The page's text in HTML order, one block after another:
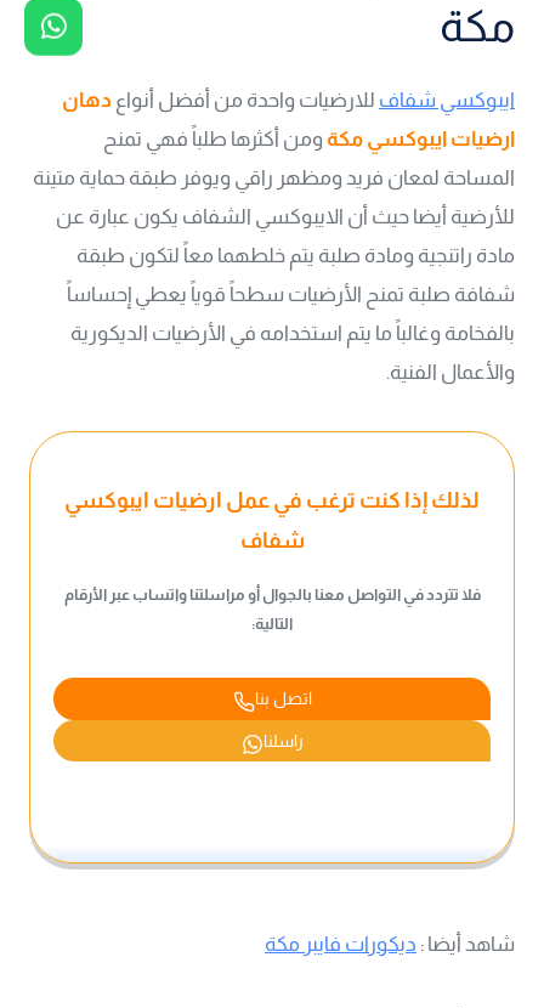
مكة
ايبوكسي شفاف للارضيات واحدة من أفضل أنواع دهان
ارضيات ايبوكسي مكة ومن أكثرها طلباً فهي تمنح
المساحة لمعان فريد ومظهر راقي ويوفر طبقة حماية متينة
للأرضية أيضا حيث أن الايبوكسي الشفاف يكون عبارة عن
مادة راتنجية ومادة صلبة يتم خلطهما معاً لتكون طبقة
شفافة صلبة تمنح الأرضيات سطحاً قوياً يعطي إحساساً
بالفخامة وغالباً ما يتم استخدامه في الأرضيات الديكورية
والأعمال الفنية.
لذلك إذا كنت ترغب في عمل ارضيات ايبوكسي
شفاف
فلا تتردد في التواصل معنا بالجوال أو مراسلتنا واتساب عبر الأرقام
التالية:
اتصل بنا
راسلنا
شاهد أيضا : ديكورات فايبر مكة